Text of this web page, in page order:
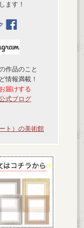
ます！
作品のこと
情報満載！
届けする
式ブログ
ト）の美術館